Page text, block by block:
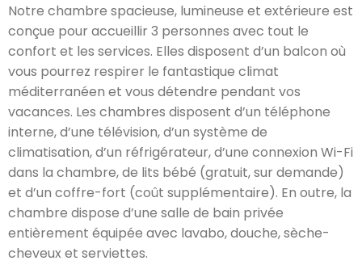
Notre chambre spacieuse, lumineuse et extérieure est
conçue pour accueillir 3 personnes avec tout le
confort et les services. Elles disposent d’un balcon où
vous pourrez respirer le fantastique climat
méditerranéen et vous détendre pendant vos
vacances. Les chambres disposent d’un téléphone
interne, d’une télévision, d’un système de
climatisation, d’un réfrigérateur, d’une connexion Wi-Fi
dans la chambre, de lits bébé (gratuit, sur demande)
et d’un coffre-fort (coût supplémentaire). En outre, la
chambre dispose d’une salle de bain privée
entièrement équipée avec lavabo, douche, sèche-
cheveux et serviettes.